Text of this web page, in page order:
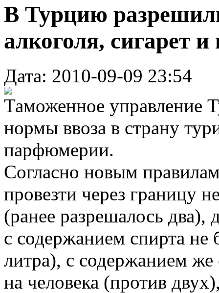
В Турцию
алкоголя, сигарет
Дата: 2010-09-09 23:54
Таможенное управление
нормы ввоза в страну
парфюмерии.
Согласно новым
провезти через границу
(ранее разрешалось два),
с содержанием спирта не
литра), с содержанием же
на человека (против